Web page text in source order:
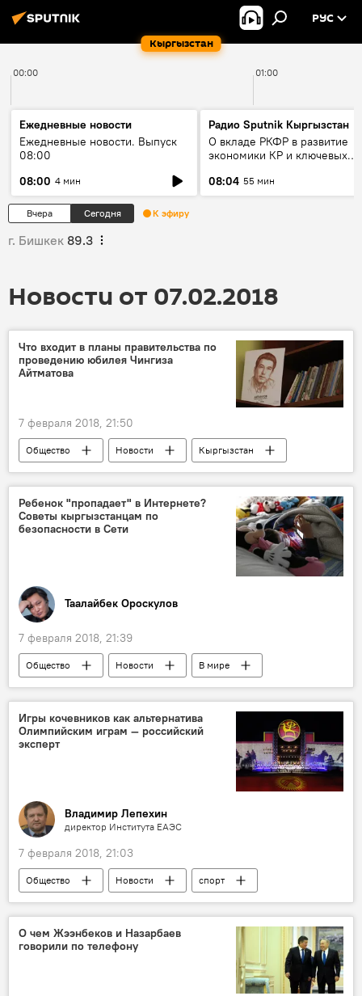
Кыргызстан
РУС
00:00 01:00
Ежедневные новости
Ежедневные новости. Выпуск
08:00
08:00 4 мин
Радио Sputnik Кыргызстан
О вкладе РКФР в развитие
экономики КР и ключевых
08:04 55 мин
Вчера Сегодня К эфиру
г. Бишкек 89.3
Новости от 07.02.2018
Что входит в планы правительства по
проведению юбилея Чингиза
Айтматова
7 февраля 2018, 21:50
Общество Новости
Кыргызстан
Культура
90 лет Чингизу Айтматову
правительство
юбилей
Ребенок "пропадает" в Интернете?
Советы кыргызстанцам по
безопасности в Сети
Таалайбек Ороскулов
7 февраля 2018, 21:39
Общество Новости
В мире
Кыргызстан
интернет
дети
безопасность
правила
Игры кочевников как альтернатива
Олимпийским играм — российский
эксперт
Владимир Лепехин
директор Института ЕАЭС
7 февраля 2018, 21:03
Общество Новости
спорт
Кыргызстан
Культура
Колумнисты
Владимир Лепехин
Всемирные игры кочевников
О чем Жээнбеков и Назарбаев
говорили по телефону